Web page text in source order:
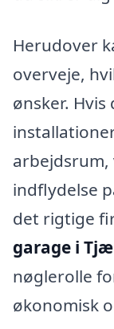
Herudover
overveje,
ønsker.
arbejdsrum,
indflydelse
det rigtige
garage i
nøglerolle
økonomisk